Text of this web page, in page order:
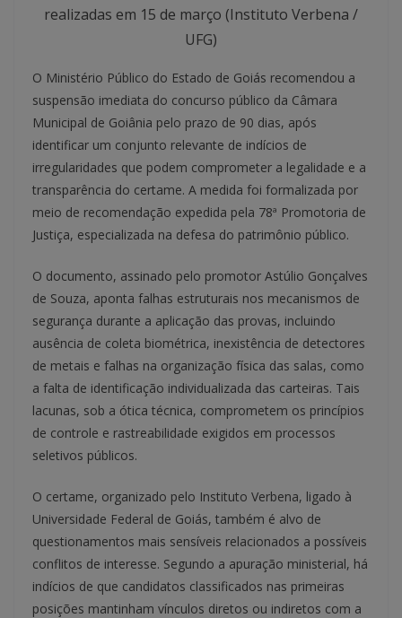
realizadas em 15 de março (Instituto Verbena /
UFG)
O Ministério Público do Estado de Goiás recomendou a
suspensão imediata do concurso público da Câmara
Municipal de Goiânia pelo prazo de 90 dias, após
identificar um conjunto relevante de indícios de
irregularidades que podem comprometer a legalidade e a
transparência do certame. A medida foi formalizada por
meio de recomendação expedida pela 78ª Promotoria de
Justiça, especializada na defesa do patrimônio público.
O documento, assinado pelo promotor Astúlio Gonçalves
de Souza, aponta falhas estruturais nos mecanismos de
segurança durante a aplicação das provas, incluindo
ausência de coleta biométrica, inexistência de detectores
de metais e falhas na organização física das salas, como
a falta de identificação individualizada das carteiras. Tais
lacunas, sob a ótica técnica, comprometem os princípios
de controle e rastreabilidade exigidos em processos
seletivos públicos.
O certame, organizado pelo Instituto Verbena, ligado à
Universidade Federal de Goiás, também é alvo de
questionamentos mais sensíveis relacionados a possíveis
conflitos de interesse. Segundo a apuração ministerial, há
indícios de que candidatos classificados nas primeiras
posições mantinham vínculos diretos ou indiretos com a